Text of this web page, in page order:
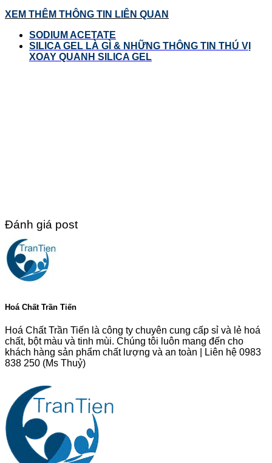
XEM THÊM THÔNG TIN LIÊN QUAN
SODIUM ACETATE
SILICA GEL LÀ GÌ & NHỮNG THÔNG TIN THÚ VỊ
XOAY QUANH SILICA GEL
Đánh giá post
Hoá Chất Trần Tiến
Hoá Chất Trần Tiến là công ty chuyên cung cấp sỉ và lẻ hoá
chất, bột màu và tinh mùi. Chúng tôi luôn mang đến cho
khách hàng sản phẩm chất lượng và an toàn | Liên hệ 0983
838 250 (Ms Thuỷ)